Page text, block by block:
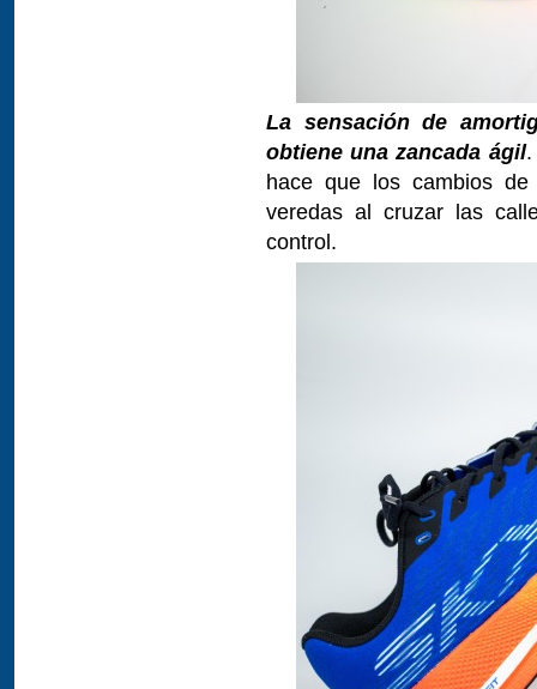
La sensación de
obtiene una zancada ágil.
hace que los cambios
veredas al cruzar las
control.